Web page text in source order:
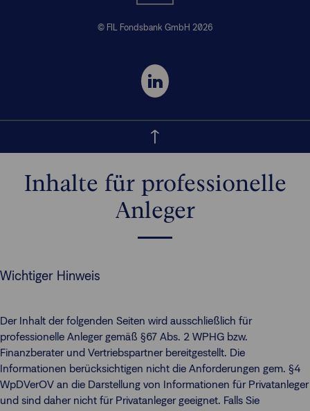
© FIL Fondsbank GmbH 2026
Inhalte für professionelle
Anleger
Wichtiger Hinweis
Der Inhalt der folgenden Seiten wird ausschließlich für
professionelle Anleger gemäß §67 Abs. 2 WPHG bzw.
Finanzberater und Vertriebspartner bereitgestellt. Die
Informationen berücksichtigen nicht die Anforderungen gem. §4
WpDVerOV an die Darstellung von Informationen für Privatanleger
und sind daher nicht für Privatanleger geeignet. Falls Sie